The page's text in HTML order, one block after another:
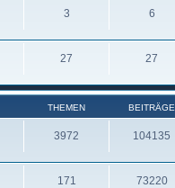
3 6
27 27
THEMEN BEITRÄGE
3972 104135
171 73220